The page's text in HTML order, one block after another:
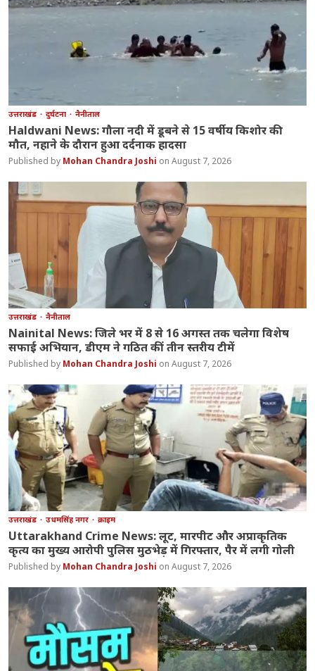
उत्तराखंड दुर्घटना नैनीताल
Haldwani News: गौला नदी में डूबने से 15 वर्षीय किशोर की
मौत, नहाने के दौरान हुआ दर्दनाक हादसा
Mohan Chandra Joshi August 7, 2026
उत्तराखंड नैनीताल
Nainital News: जिले भर में 8 से 16 अगस्त तक चलेगा विशेष
सफाई अभियान, डीएम ने गठित कीं तीन स्तरीय टीमें
Mohan Chandra Joshi August 7, 2026
उत्तराखंड उधमसिंह नगर क्राइम
Uttarakhand Crime News: लूट, मारपीट और अप्राकृतिक
कृत्य का मुख्य आरोपी पुलिस मुठभेड़ में गिरफ्तार, पैर में लगी गोली
Mohan Chandra Joshi August 7, 2026